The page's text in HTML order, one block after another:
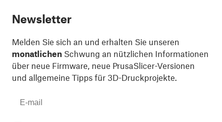
Newsletter
Melden Sie sich an und erhalten Sie unseren
monatlichen Schwung an nützlichen Informationen
über neue Firmware, neue PrusaSlicer-Versionen
und allgemeine Tipps für 3D-Druckprojekte.